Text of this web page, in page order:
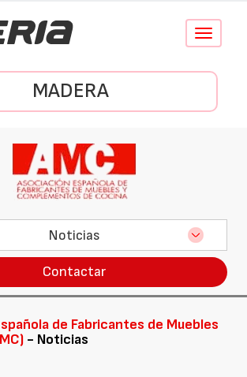
Conmutar
MADERA
Noticias
Contactar
de Fabricantes de Muebles
- Noticias